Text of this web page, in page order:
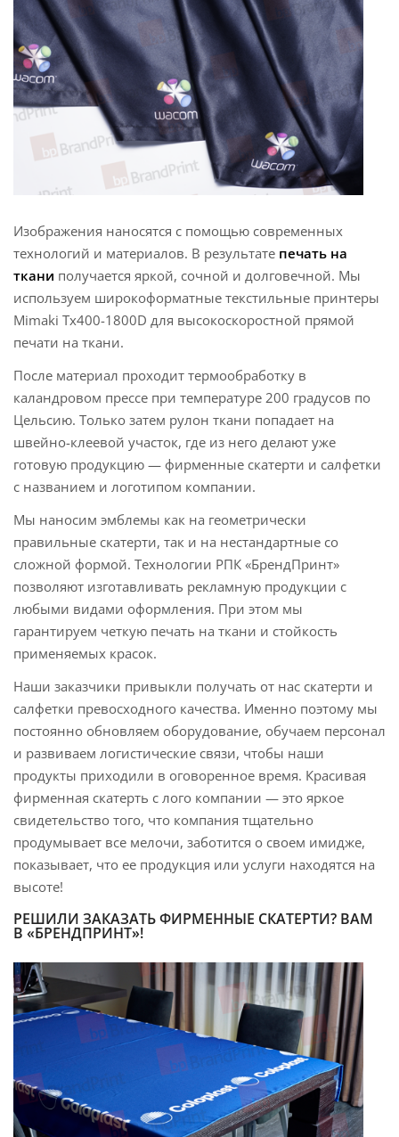
Изображения наносятся с помощью современных
технологий и материалов. В результате печать на
ткани получается яркой, сочной и долговечной. Мы
используем широкоформатные текстильные принтеры
Mimaki Tx400-1800D для высокоскоростной прямой
печати на ткани.
После материал проходит термообработку в
каландровом прессе при температуре 200 градусов по
Цельсию. Только затем рулон ткани попадает на
швейно-клеевой участок, где из него делают уже
готовую продукцию — фирменные скатерти и салфетки
с названием и логотипом компании.
Мы наносим эмблемы как на геометрически
правильные скатерти, так и на нестандартные со
сложной формой. Технологии РПК «БрендПринт»
позволяют изготавливать рекламную продукции с
любыми видами оформления. При этом мы
гарантируем четкую печать на ткани и стойкость
применяемых красок.
Наши заказчики привыкли получать от нас скатерти и
салфетки превосходного качества. Именно поэтому мы
постоянно обновляем оборудование, обучаем персонал
и развиваем логистические связи, чтобы наши
продукты приходили в оговоренное время. Красивая
фирменная скатерть с лого компании — это яркое
свидетельство того, что компания тщательно
продумывает все мелочи, заботится о своем имидже,
показывает, что ее продукция или услуги находятся на
высоте!
РЕШИЛИ ЗАКАЗАТЬ ФИРМЕННЫЕ СКАТЕРТИ? ВАМ
В «БРЕНДПРИНТ»!